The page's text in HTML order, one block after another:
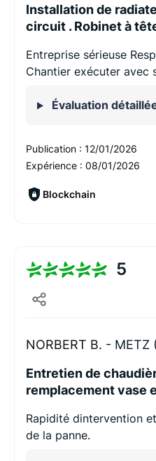
Installation de
circuit . Robinet à
Entreprise sérieuse
Chantier exécuter avec
Évaluation
Publication : 12/01/2026
Expérience : 08/01/2026
Blockchain
5
NORBERT B. - METZ
Entretien de
remplacement vase
Rapidité dintervention
de la panne.